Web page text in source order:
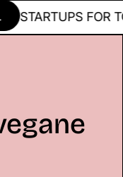
STARTUPS FOR